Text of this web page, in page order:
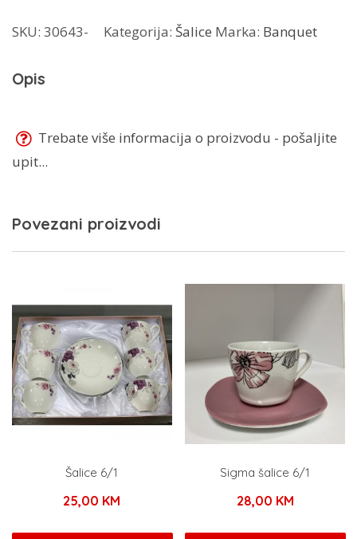
ml
količina
SKU: 30643- Kategorija: Šalice Marka: Banquet
Opis
Trebate više informacija o proizvodu - pošaljite
upit...
Povezani proizvodi
Šalice 6/1
25,00 KM
Sigma šalice 6/1
28,00 KM